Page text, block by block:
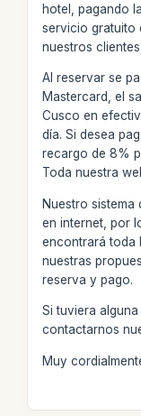
hotel, pagando
servicio gratuito
nuestros
Al reservar se
Mastercard, el
Cusco en
día. Si desea
recargo de 8%
Toda nuestra
Nuestro sistema
en internet, por
encontrará toda
nuestras
reserva y pago.
Si tuviera
contactarnos
Muy